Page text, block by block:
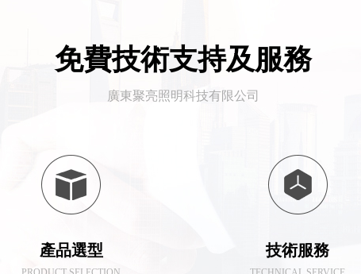
免費技術支持及服務
廣東聚亮照明科技有限公司
產品選型 技術服務